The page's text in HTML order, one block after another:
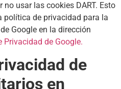
usar las cookies DART. Esto
política de privacidad para la
Google en la dirección
Privacidad de Google.
de
en